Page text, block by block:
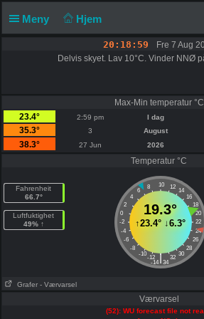
Meny Hjem
20:18:59
Fre 7 Aug
Delvis skyet. Lav 10°C. Vinder NNØ
Max-Min temperatur °C
23.4°
2:59 pm I dag
35.3°
3 August
38.3°
27 Jun 2026
Temperatur °C
Fahrenheit
66.7°
Luftfuktighet
49% ↑
10
8 12
6
14
4
16
2
18
0
20
-2
22
-4
24
-6
26
-8
28
-10
30
-12 32
|
-14 34
19.3°
↑23.4° ↓6.3°
Grafer - Værvarsel
Værvarsel
(52): WU forecast file not